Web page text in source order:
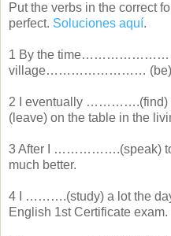
Put the verbs in the correct
perfect. Soluciones aquí.
1 By the
village…………………… (be)
2 I eventually
(leave) on the table in the
3 After I …………….(speak)
much better.
4 I ……….(study) a lot the
English 1st Certificate exam.